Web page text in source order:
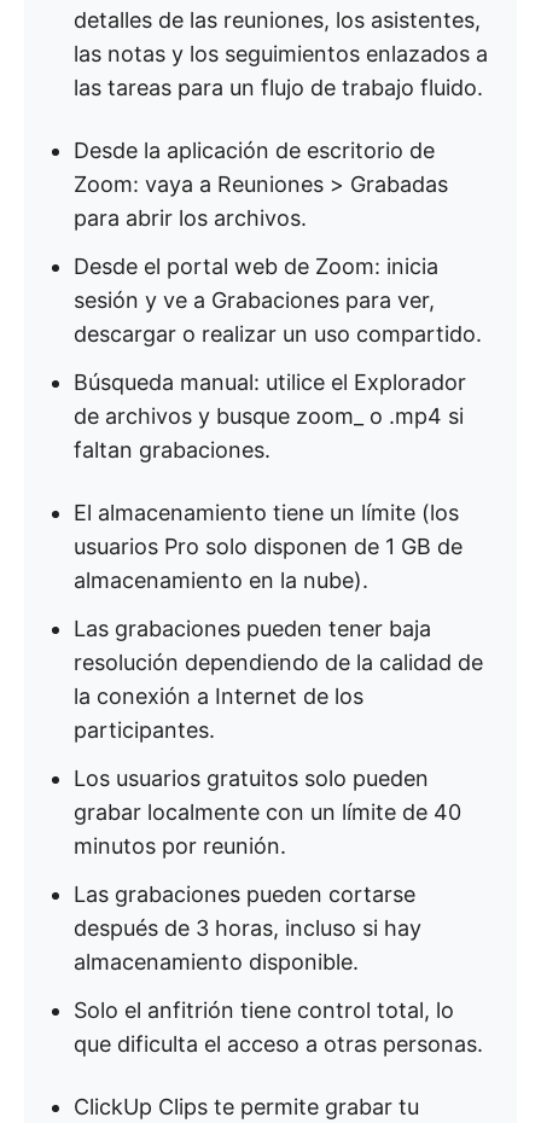
detalles de las reuniones, los asistentes,
las notas y los seguimientos enlazados a
las tareas para un flujo de trabajo fluido.
Desde la aplicación de escritorio de
Zoom: vaya a Reuniones > Grabadas
para abrir los archivos.
Desde el portal web de Zoom: inicia
sesión y ve a Grabaciones para ver,
descargar o realizar un uso compartido.
Búsqueda manual: utilice el Explorador
de archivos y busque zoom_ o .mp4 si
faltan grabaciones.
El almacenamiento tiene un límite (los
usuarios Pro solo disponen de 1 GB de
almacenamiento en la nube).
Las grabaciones pueden tener baja
resolución dependiendo de la calidad de
la conexión a Internet de los
participantes.
Los usuarios gratuitos solo pueden
grabar localmente con un límite de 40
minutos por reunión.
Las grabaciones pueden cortarse
después de 3 horas, incluso si hay
almacenamiento disponible.
Solo el anfitrión tiene control total, lo
que dificulta el acceso a otras personas.
ClickUp Clips te permite grabar tu